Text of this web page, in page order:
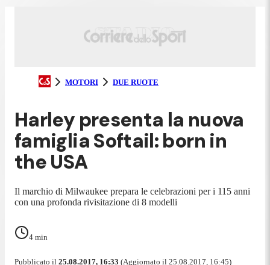
MOTORI DUE RUOTE
Harley presenta la nuova
famiglia Softail: born in
the USA
Il marchio di Milwaukee prepara le celebrazioni per i 115 anni
con una profonda rivisitazione di 8 modelli
4 min
Pubblicato il 25.08.2017, 16:33 (Aggiornato il 25.08.2017, 16:45)